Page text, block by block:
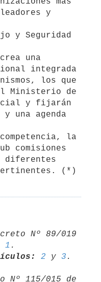
y
integrada
los que
Ministerio de
y fijarán
una agenda
comisiones
diferentes
(*)
Nº 89/019
1
2 y 3
Nº 115/015 de